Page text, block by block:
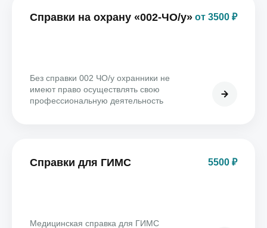
Справки на охрану «002-ЧО/у» от 3500 ₽
Без справки 002 ЧО/у охранники не
имеют право осуществлять свою
профессиональную деятельность
Справки для ГИМС 5500 ₽
Медицинская справка для ГИМС